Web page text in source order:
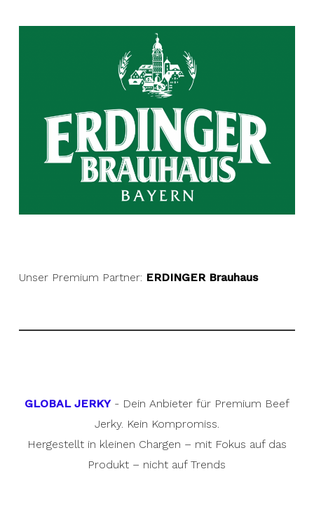
Unser Premium Partner: ERDINGER Brauhaus
GLOBAL JERKY- Dein Anbieter für Premium Beef
Jerky. Kein Kompromiss.
Hergestellt in kleinen Chargen – mit Fokus auf das
Produkt – nicht auf Trends